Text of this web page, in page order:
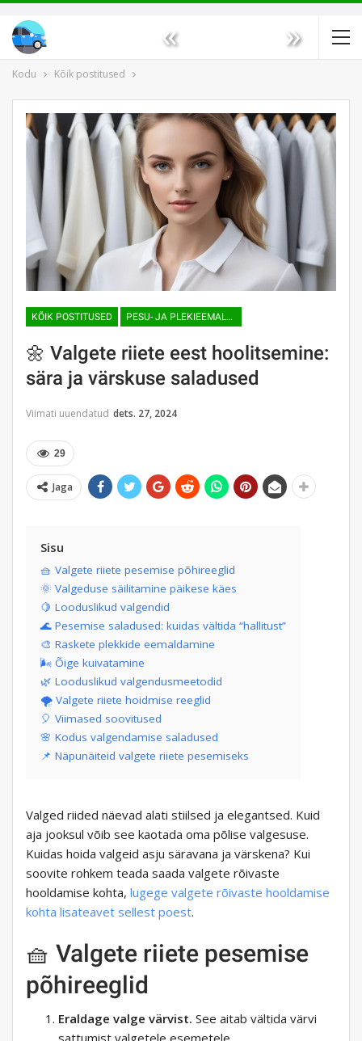
« »
Kodu Kõik postitused
KÕIK POSTITUSED PESU- JA PLEKIEEMALDUSVAHENDID
🌼 Valgete riiete eest hoolitsemine:
sära ja värskuse saladused
Viimati uuendatud dets. 27, 2024
29
Jaga
Sisu
🧺 Valgete riiete pesemise põhireeglid
🌞 Valgeduse säilitamine päikese käes
🍋 Looduslikud valgendid
🌊 Pesemise saladused: kuidas vältida “hallitust”
🎨 Raskete plekkide eemaldamine
🌬️ Õige kuivatamine
🌿 Looduslikud valgendusmeetodid
🌪️ Valgete riiete hoidmise reeglid
🎈 Viimased soovitused
🌸 Kodus valgendamise saladused
📌 Näpunäiteid valgete riiete pesemiseks
Valged riided näevad alati stiilsed ja elegantsed. Kuid
aja jooksul võib see kaotada oma põlise valgesuse.
Kuidas hoida valgeid asju säravana ja värskena? Kui
soovite rohkem teada saada valgete rõivaste
hooldamise kohta, lugege valgete rõivaste hooldamise
kohta lisateavet sellest poest.
🧺 Valgete riiete pesemise
põhireeglid
Eraldage valge värvist. See aitab vältida värvi